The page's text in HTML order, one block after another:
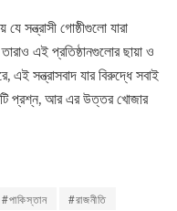
সন্ত্রাসী গোষ্ঠীগুলো যারা
এই প্রতিষ্ঠানগুলোর ছায়া ও
এই সন্ত্রাসবাদ যার বিরুদ্ধে সবাই
প্রশ্ন, আর এর উত্তর খোজার
#পাকিস্তান #রাজনীতি